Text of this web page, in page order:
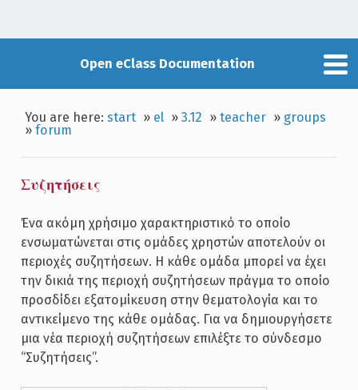
Open eClass Documentation
You are here:start » el »3.12 »teacher » groups
»forum
Συζητήσεις
Ένα ακόμη χρήσιμο χαρακτηριστικό το οποίο
ενσωματώνεται στις ομάδες χρηστών αποτελούν οι
περιοχές συζητήσεων. Η κάθε ομάδα μπορεί να έχει
την δικιά της περιοχή συζητήσεων πράγμα το οποίο
προσδίδει εξατομίκευση στην θεματολογία και το
αντικείμενο της κάθε ομάδας. Για να δημιουργήσετε
μια νέα περιοχή συζητήσεων επιλέξτε το σύνδεσμο
“Συζητήσεις”.